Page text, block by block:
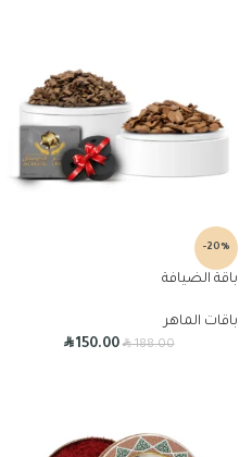
-20%
باقة الضيافة
باقات الماهر
R188.00
R150.00